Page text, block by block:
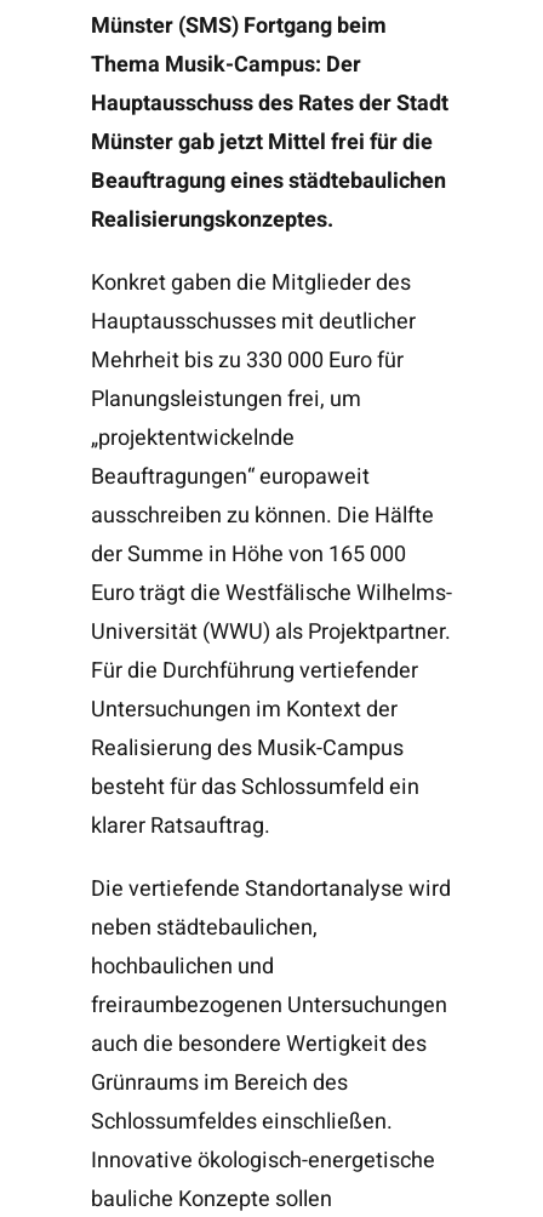
Münster (SMS) Fortgang beim
Thema Musik-Campus: Der
Hauptausschuss des Rates der Stadt
Münster gab jetzt Mittel frei für die
Beauftragung eines städtebaulichen
Realisierungskonzeptes.
Konkret gaben die Mitglieder des
Hauptausschusses mit deutlicher
Mehrheit bis zu 330 000 Euro für
Planungsleistungen frei, um
„projektentwickelnde
Beauftragungen“ europaweit
ausschreiben zu können. Die Hälfte
der Summe in Höhe von 165 000
Euro trägt die Westfälische Wilhelms-
Universität (WWU) als Projektpartner.
Für die Durchführung vertiefender
Untersuchungen im Kontext der
Realisierung des Musik-Campus
besteht für das Schlossumfeld ein
klarer Ratsauftrag.
Die vertiefende Standortanalyse wird
neben städtebaulichen,
hochbaulichen und
freiraumbezogenen Untersuchungen
auch die besondere Wertigkeit des
Grünraums im Bereich des
Schlossumfeldes einschließen.
Innovative ökologisch-energetische
bauliche Konzepte sollen